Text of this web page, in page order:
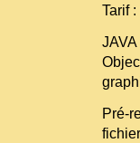
Tarif
JAVA
Pré-